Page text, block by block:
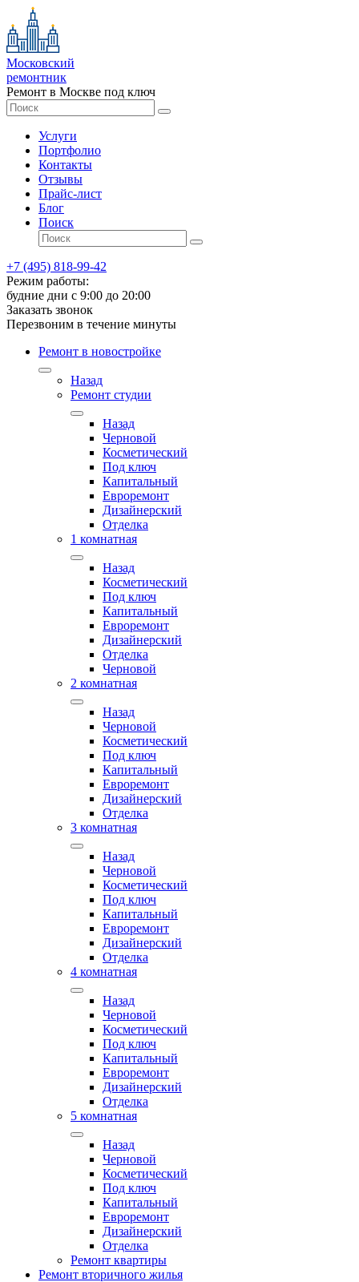
Московский
ремонтник
Ремонт в Москве под ключ
Услуги
Портфолио
Контакты
Отзывы
Прайс-лист
Блог
Поиск
+7 (495) 818-99-42
Режим работы:
будние дни с 9:00 до 20:00
Заказать звонок
Перезвоним в течение минуты
Ремонт в новостройке
Назад
Ремонт студии
Назад
Черновой
Косметический
Под ключ
Капитальный
Евроремонт
Дизайнерский
Отделка
1 комнатная
Назад
Косметический
Под ключ
Капитальный
Евроремонт
Дизайнерский
Отделка
Черновой
2 комнатная
Назад
Черновой
Косметический
Под ключ
Капитальный
Евроремонт
Дизайнерский
Отделка
3 комнатная
Назад
Черновой
Косметический
Под ключ
Капитальный
Евроремонт
Дизайнерский
Отделка
4 комнатная
Назад
Черновой
Косметический
Под ключ
Капитальный
Евроремонт
Дизайнерский
Отделка
5 комнатная
Назад
Черновой
Косметический
Под ключ
Капитальный
Евроремонт
Дизайнерский
Отделка
Ремонт квартиры
Ремонт вторичного жилья